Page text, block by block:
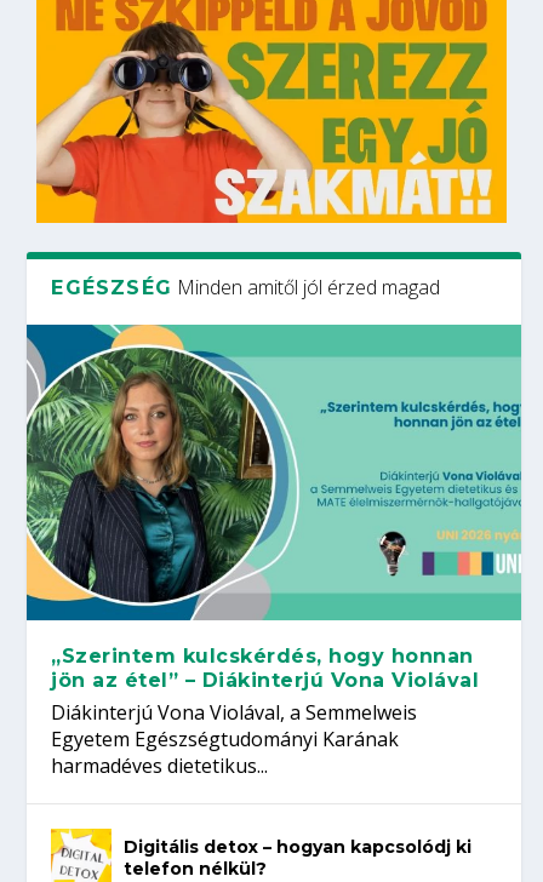
EGÉSZSÉG Minden amitől jól érzed magad
„Szerintem kulcskérdés, hogy honnan
jön az étel” – Diákinterjú Vona Violával
Diákinterjú Vona Violával, a Semmelweis
Egyetem Egészségtudományi Karának
harmadéves dietetikus...
Digitális detox – hogyan kapcsolódj ki
telefon nélkül?